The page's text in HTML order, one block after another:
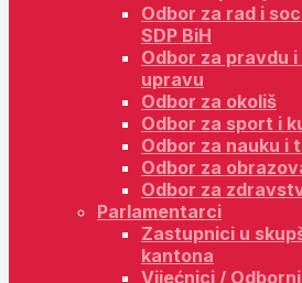
Odbor za rad i
SDP BiH
Odbor za pravdu
upravu
Odbor za okoliš
Odbor za sport i
Odbor za nauku i
Odbor za
Odbor za
Parlamentarci
Zastupnici u
kantona
Vijećnici /